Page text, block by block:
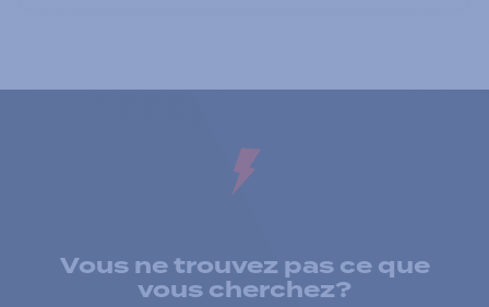
Vous ne trouvez pas ce que
vous cherchez?